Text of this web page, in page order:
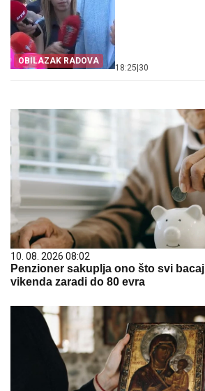
OBILAZAK RADOVA
18:25 30
10. 08. 2026 08:02
Penzioner sakuplja ono što svi
vikenda zaradi do 80 evra